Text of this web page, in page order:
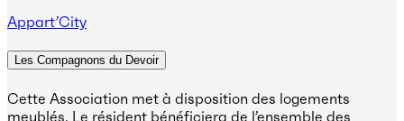
Appart’City
Les Compagnons du Devoir
Cette Association met à disposition des logements
meublés. Le résident bénéficiera de l’ensemble des